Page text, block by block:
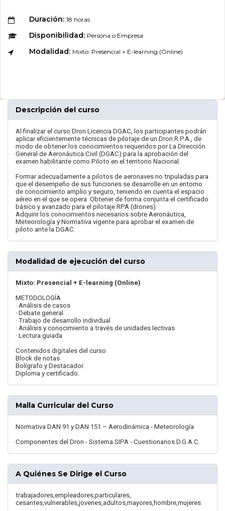
Duración: 18 horas
Disponibilidad: Persona o Empresa
Modalidad: Mixto: Presencial + E-learning (Online)
Descripción del curso
Al finalizar el curso Dron Licencia DGAC, los participantes podrán
aplicar eficientemente técnicas de pilotaje de un Dron R.P.A., de
modo de obtener los conocimientos requeridos por La Dirección
General de Aeronáutica Civil (DGAC) para la aprobación del
examen habilitante como Piloto en el territorio Nacional.
Formar adecuadamente a pilotos de aeronaves no tripuladas para
que el desempeño de sus funciones se desarrolle en un entorno
de conocimiento amplio y seguro, teniendo en cuenta el espacio
aéreo en el que se opera. Obtener de forma conjunta el certificado
básico y avanzado para el pilotaje RPA (drones).
Adquirir los conocimientos necesarios sobre Aeronáutica,
Meteorología y Normativa vigente para aprobar el examen de
piloto ante la DGAC.
Modalidad de ejecución del curso
Mixto: Presencial + E-learning (Online)
METODOLOGÍA
· Análisis de casos
· Debate general
· Trabajo de desarrollo individual
· Análisis y conocimiento a través de unidades lectivas
· Lectura guiada
Contenidos digitales del curso
Block de notas
Bolígrafo y Destacador.
Diploma y certificado.
Malla Curricular del Curso
Normativa DAN 91 y DAN 151 – Aerodinámica - Meteorología
Componentes del Dron - Sistema SIPA - Cuestionarios D.G.A.C.
A Quiénes Se Dirige el Curso
trabajadores,empleadores,particulares,
cesantes,vulnerables,jovenes,adultos,mayores,hombre,mujeres